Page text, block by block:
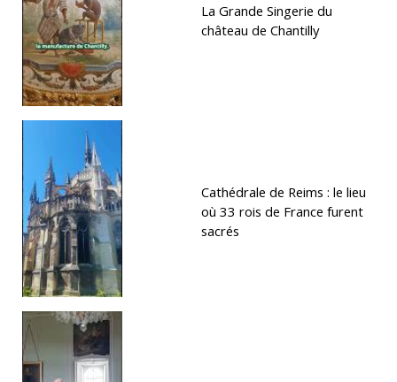
La Grande Singerie du
château de Chantilly
Cathédrale de Reims : le lieu
où 33 rois de France furent
sacrés